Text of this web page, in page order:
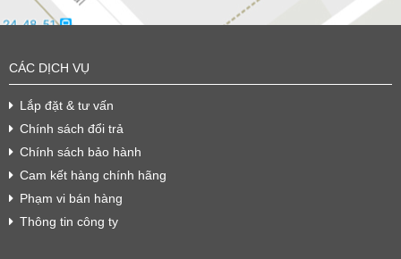
CÁC DỊCH VỤ
Lắp đặt & tư vấn
Chính sách đổi trả
Chính sách bảo hành
Cam kết hàng chính hãng
Phạm vi bán hàng
Thông tin công ty